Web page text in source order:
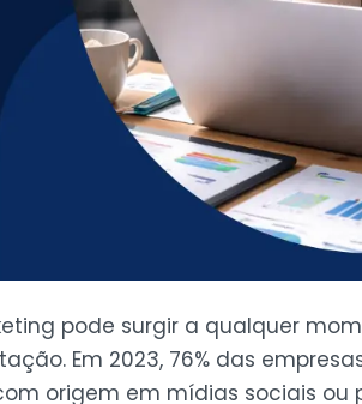
pode surgir a qualquer
Em 2023, 76% das
origem em mídias sociais ou